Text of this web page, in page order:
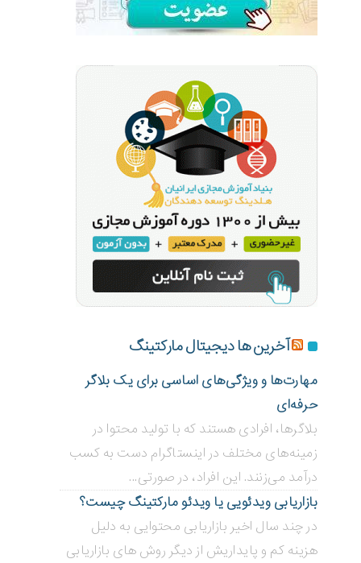
آخرین ها دیجیتال مارکتینگ
مهارت‌ها و ویژگی‌های اساسی برای یک بلاگر
حرفه‌ای
بلاگر‌ها، افرادی هستند که با تولید محتوا در
زمینه‌های مختلف در اینستاگرام دست به کسب
درآمد می‌زنند. این افراد، در صورتی...
بازاریابی ویدئویی ‌یا ویدئو مارکتینگ چیست؟
در چند سال اخیر بازاریابی محتوایی به دلیل
هزینه کم و پایداریش از دیگر روش های بازاریابی